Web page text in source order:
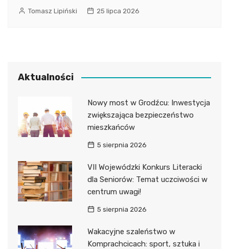
Tomasz Lipiński 25 lipca 2026
Aktualności
Nowy most w Grodźcu: Inwestycja
zwiększająca bezpieczeństwo
mieszkańców
5 sierpnia 2026
VII Wojewódzki Konkurs Literacki
dla Seniorów: Temat uczciwości w
centrum uwagi!
5 sierpnia 2026
Wakacyjne szaleństwo w
Komprachcicach: sport, sztuka i